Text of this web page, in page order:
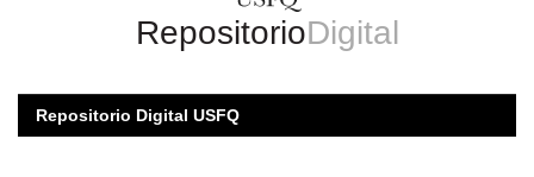
RepositorioDigital
Repositorio Digital USFQ